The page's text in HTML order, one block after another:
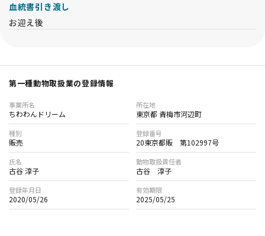
血統書引き渡し
お迎え後
第一種動物取扱業の登録情報
事業所名
ちわわんドリーム
所在地
東京都 青梅市河辺町
種別
販売
登録番号
20東京都販 第102997号
氏名
古谷 淳子
動物取扱責任者
古谷 淳子
登録年月日
2020/05/26
有効期限
2025/05/25